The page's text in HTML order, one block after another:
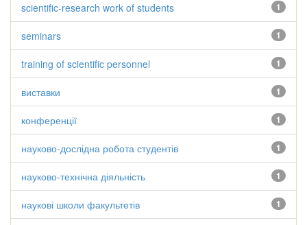
1
scientific-research work of students
1
seminars
1
training of scientific personnel
1
виставки
1
конференції
1
науково-дослідна робота студентів
1
науково-технічна діяльність
1
наукові школи факультетів